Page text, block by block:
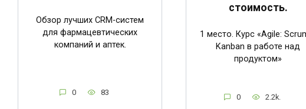
Обзор лучших CRM-систем
для фармацевтических
компаний и аптек.
0 83
стоимость.
1 место. Курс «Agile:
Kanban в работе над
продуктом»
0 2.2k.